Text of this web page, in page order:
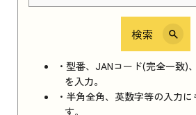
検索
・型番、JANコード(完全一致)
を入力。
・半角全角、英数字等の入力
す。
iPhone 16e シリーズ 2025
iPhone 16e シリーズ 2025
ら